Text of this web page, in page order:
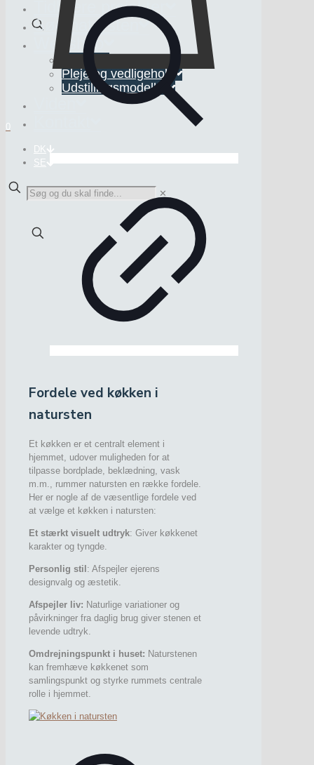
Tidligere projekter
Søg natursten
Webshop
Interiør
Pleje og vedligehold
Udstillingsmodeller
0
DK
SE
✕
Fordele ved køkken i
natursten
Et køkken er et centralt element i
hjemmet, udover muligheden for at
tilpasse bordplade, beklædning, vask
m.m., rummer natursten en række fordele.
Her er nogle af de væsentlige fordele ved
at vælge et køkken i natursten:
Et stærkt visuelt udtryk: Giver køkkenet
karakter og tyngde.
Personlig stil: Afspejler ejerens
designvalg og æstetik.
Afspejler liv: Naturlige variationer og
påvirkninger fra daglig brug giver stenen et
levende udtryk.
Omdrejningspunkt i huset: Naturstenen
kan fremhæve køkkenet som
samlingspunkt og styrke rummets centrale
rolle i hjemmet.